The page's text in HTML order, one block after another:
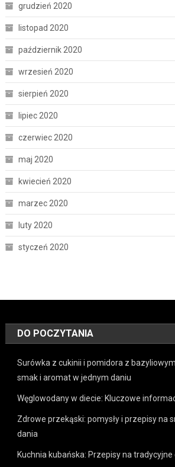
grudzień 2020
listopad 2020
październik 2020
wrzesień 2020
sierpień 2020
lipiec 2020
czerwiec 2020
maj 2020
kwiecień 2020
marzec 2020
luty 2020
styczeń 2020
DO POCZYTANIA
Surówka z cukinii i pomidora z
smak i aromat w jednym daniu
Węglowodany w diecie: Kluczowe
Zdrowe przekąski: pomysły i przepisy na
dania
Kuchnia kubańska: Przepisy na